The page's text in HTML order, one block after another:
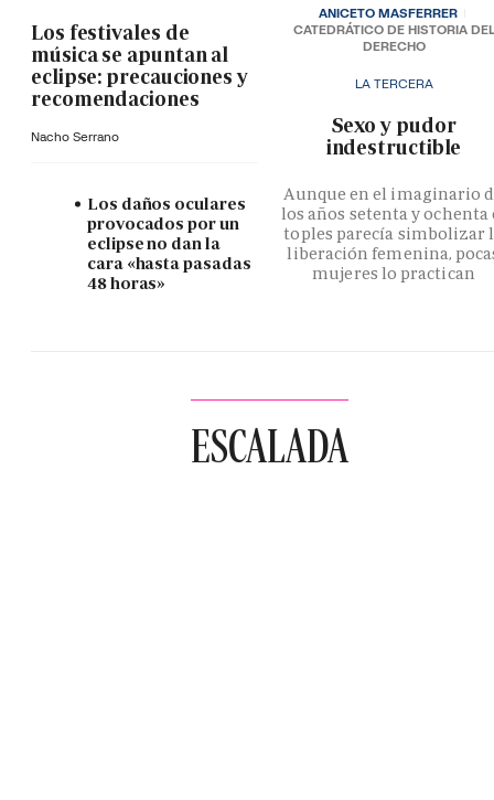
Los festivales de
música se apuntan al
eclipse: precauciones y
recomendaciones
Nacho Serrano
Los daños oculares
provocados por un
eclipse no dan la
cara «hasta pasadas
48 horas»
LA TERCERA
­Sexo y pudor
indestructible
Aunque en el imaginario
los años setenta y ochenta
toples parecía simbolizar
liberación femenina,
mujeres lo practican
ANICETO MASFERRER
CATEDRÁTICO DE HISTORIA DEL
DERECHO
ESCALADA